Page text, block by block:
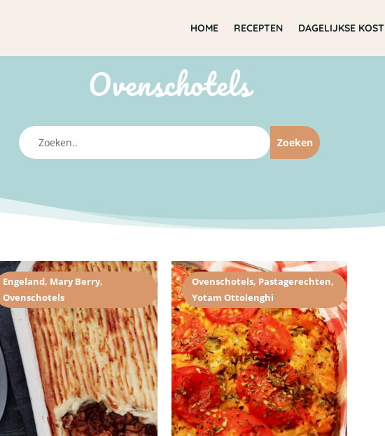
HOME RECEPTEN DAGELIJKSE KOST
Ovenschotels
Engeland, Mary Berry,
Ovenschotels
Ovenschotels, Pastagerechten,
Yotam Ottolenghi